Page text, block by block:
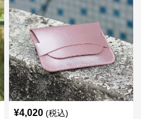
¥4,020 (税込)